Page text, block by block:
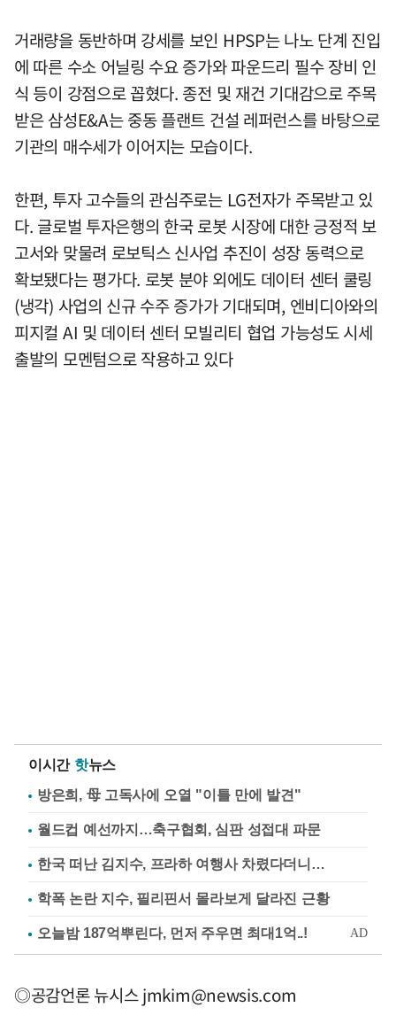
거래량을 동반하며 강세를 보인 HPSP는 나노 단계 진입
에 따른 수소 어닐링 수요 증가와 파운드리 필수 장비 인
식 등이 강점으로 꼽혔다. 종전 및 재건 기대감으로 주목
받은 삼성E&A는 중동 플랜트 건설 레퍼런스를 바탕으로
기관의 매수세가 이어지는 모습이다.
한편, 투자 고수들의 관심주로는 LG전자가 주목받고 있
다. 글로벌 투자은행의 한국 로봇 시장에 대한 긍정적 보
고서와 맞물려 로보틱스 신사업 추진이 성장 동력으로
확보됐다는 평가다. 로봇 분야 외에도 데이터 센터 쿨링
(냉각) 사업의 신규 수주 증가가 기대되며, 엔비디아와의
피지컬 AI 및 데이터 센터 모빌리티 협업 가능성도 시세
출발의 모멘텀으로 작용하고 있다
이시간 핫뉴스
방은희, 母 고독사에 오열 "이틀 만에 발견"
월드컵 예선까지…축구협회, 심판 성접대 파문
한국 떠난 김지수, 프라하 여행사 차렸다더니…
학폭 논란 지수, 필리핀서 몰라보게 달라진 근황
◎공감언론 뉴시스jmkim@newsis.com